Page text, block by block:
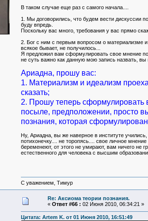
В таком случае еще раз с самого начала....
1. Мы договорились, что будем вести дискуссии
буду впредь.
Поскольку вас много, требования у вас прямо
2. Бог с ним с первым вопросом о материализме
всякое бывает, не получилось...
Я предложил вам сформулировать свое мнение
не суть важно как данную мою запись назвать,
Ариадна, прошу вас:
1. Материализм и идеализм
сказать;
2. Прошу теперь сформулировать
посыле, предположении, просто
познания, которая
Ну, Ариадна, вы же наверное в институте
потихонечку.... не торопясь.... свое личное
беременеют, от этого не умирают, вам ничего не
естественного для человека с высшим
С уважением, Тимур
Re: Аксиома теории познания.
« Ответ #66 : 02 Июня 2010, 06:34:21 »
Цитата: Artem K. от 01 Июня 2010, 16:51:49